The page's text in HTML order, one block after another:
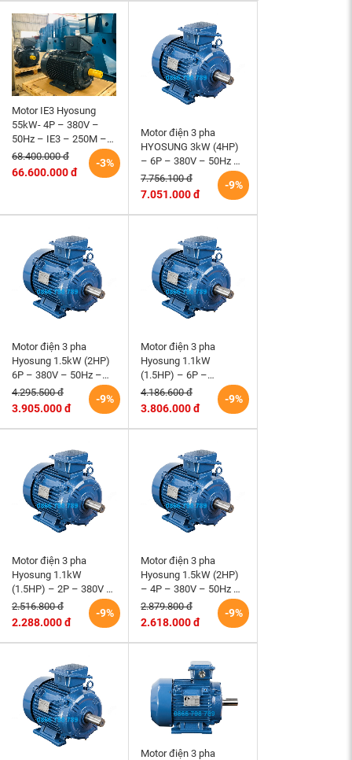
Motor IE3 Hyosung
55kW- 4P – 380V –
50Hz – IE3 – 250M –
B3 hiệu suất cao
-3%
68.400.000 đ
66.600.000 đ
Motor điện 3 pha
HYOSUNG 3kW (4HP)
– 6P – 380V – 50Hz –
TEFC – 132S – B3 (tốc
độ 1000 r/min)
-9%
7.756.100 đ
7.051.000 đ
Motor điện 3 pha
Hyosung 1.5kW (2HP)
6P – 380V – 50Hz –
TEFC100L – B3 (tốc độ
1000 rpm) Hàn Quốc-9%
4.295.500 đ
3.905.000 đ
Motor điện 3 pha
Hyosung 1.1kW
(1.5HP) – 6P –
220/380V – TEFC –
90L – B3 (tốc độ 1000
-9%
4.186.600 đ
3.806.000 đ
Motor điện 3 pha
Hyosung 1.1kW
(1.5HP) – 2P – 380V –
TEFC – 80M – B3 (tốc
độ 3000 rpm) Hàn -9%
2.516.800 đ
2.288.000 đ
Motor điện 3 pha
Hyosung 1.5kW (2HP)
– 4P – 380V – 50Hz –
TEFC – 90L – B3 (tốc
độ 1500 rpm) Hàn -9%
2.879.800 đ
2.618.000 đ
Motor điện 3 pha